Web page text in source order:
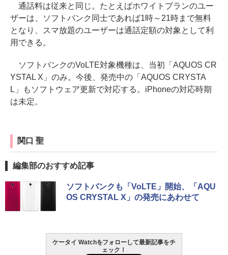
通話料は従来と同じ。たとえばホワイトプランのユー
ザーは、ソフトバンク同士であれば1時～21時まで無料
となり、スマ放題のユーザーは通話定額の対象として利
用できる。
ソフトバンクのVoLTE対象機種は、当初「AQUOS CR
YSTAL X」のみ。今後、発売中の「AQUOS CRYSTA
L」もソフトウェア更新で対応する。iPhoneの対応時期
は未定。
関口 聖
編集部のおすすめ記事
ソフトバンクも「VoLTE」開始、「AQU
OS CRYSTAL X」の発売にあわせて
ケータイ Watchをフォローして最新記事をチ
ェック！